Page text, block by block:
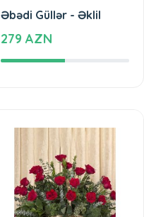
Əbədi Güllər - Əklil
279 AZN